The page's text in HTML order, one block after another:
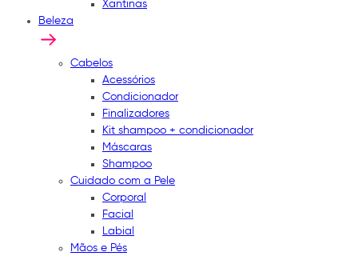
Xantinas
Beleza
Cabelos
Acessórios
Condicionador
Finalizadores
Kit shampoo + condicionador
Máscaras
Shampoo
Cuidado com a Pele
Corporal
Facial
Labial
Mãos e Pés